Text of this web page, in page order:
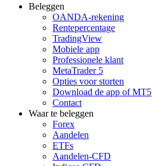
Beleggen
OANDA-rekening
Rentepercentage
TradingView
Mobiele app
Professionele klant
MetaTrader 5
Opties voor storten
Download de app of MT5
Contact
Waar te beleggen
Forex
Aandelen
ETFs
Aandelen-CFD